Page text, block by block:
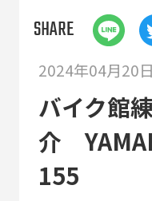
SHARE
2024年04月20日
バイク館
介
155